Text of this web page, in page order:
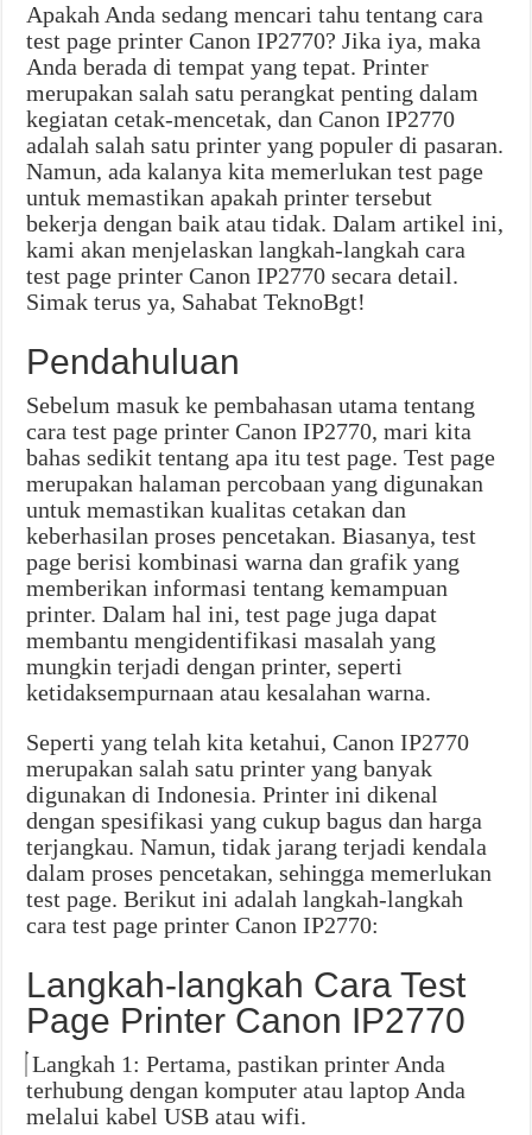
Apakah Anda sedang mencari tahu tentang cara
test page printer Canon IP2770? Jika iya, maka
Anda berada di tempat yang tepat. Printer
merupakan salah satu perangkat penting dalam
kegiatan cetak-mencetak, dan Canon IP2770
adalah salah satu printer yang populer di pasaran.
Namun, ada kalanya kita memerlukan test page
untuk memastikan apakah printer tersebut
bekerja dengan baik atau tidak. Dalam artikel ini,
kami akan menjelaskan langkah-langkah cara
test page printer Canon IP2770 secara detail.
Simak terus ya, Sahabat TeknoBgt!
Pendahuluan
Sebelum masuk ke pembahasan utama tentang
cara test page printer Canon IP2770, mari kita
bahas sedikit tentang apa itu test page. Test page
merupakan halaman percobaan yang digunakan
untuk memastikan kualitas cetakan dan
keberhasilan proses pencetakan. Biasanya, test
page berisi kombinasi warna dan grafik yang
memberikan informasi tentang kemampuan
printer. Dalam hal ini, test page juga dapat
membantu mengidentifikasi masalah yang
mungkin terjadi dengan printer, seperti
ketidaksempurnaan atau kesalahan warna.
Seperti yang telah kita ketahui, Canon IP2770
merupakan salah satu printer yang banyak
digunakan di Indonesia. Printer ini dikenal
dengan spesifikasi yang cukup bagus dan harga
terjangkau. Namun, tidak jarang terjadi kendala
dalam proses pencetakan, sehingga memerlukan
test page. Berikut ini adalah langkah-langkah
cara test page printer Canon IP2770:
Langkah-langkah Cara Test
Page Printer Canon IP2770
Langkah 1: Pertama, pastikan printer Anda
terhubung dengan komputer atau laptop Anda
melalui kabel USB atau wifi.